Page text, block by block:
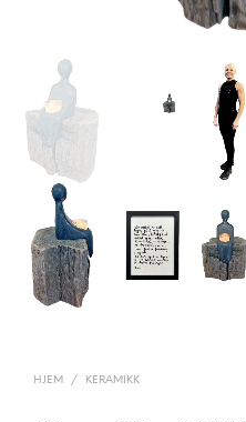
HJEM / KERAMIKK